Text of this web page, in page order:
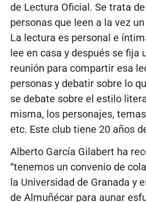
de Lectura Oficial. Se trata
personas que leen a la vez
La lectura es personal e
lee en casa y después se fija
reunión para compartir esa
personas y debatir sobre lo
se debate sobre el estilo
misma, los personajes,
etc. Este club tiene 20 años
Alberto García Gilabert ha
“tenemos un convenio de
la Universidad de Granada y
de Almuñécar para aunar